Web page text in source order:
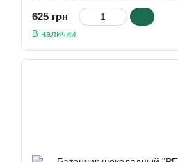
625 грн
В наличии